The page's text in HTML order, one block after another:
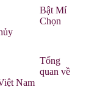
Bật Mí
Chọn
Tổng
quan về
Nam